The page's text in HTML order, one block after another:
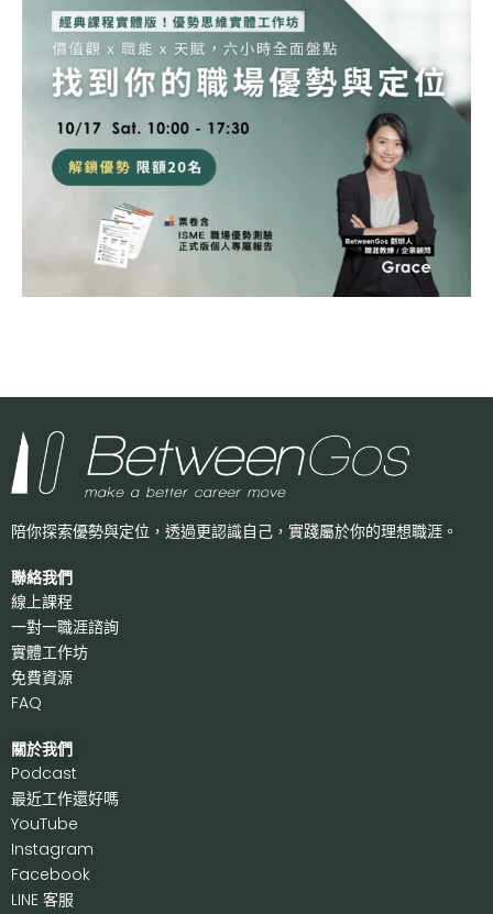
陪你探索優勢與定位，透過更認識自己， 實踐屬於你的理想職涯。
聯絡我們
線上課程
一對一職涯諮詢
實體工作坊
免費資源
FAQ
關於我們
Podcast
最近工作還好嗎
YouTube
Instagram
Facebook
LINE 客服